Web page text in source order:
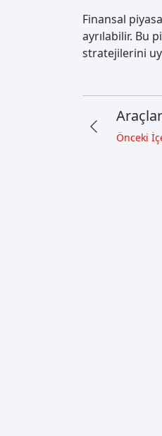
Finansal
ayrılabilir. Bu
stratejilerini
Önceki